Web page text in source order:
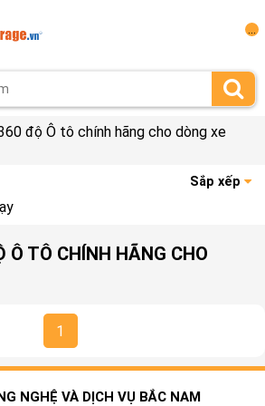
độ Ô tô chính hãng cho dòng xe
Sắp xếp
Ô TÔ CHÍNH HÃNG CHO
1
NGHỆ VÀ DỊCH VỤ BẮC NAM